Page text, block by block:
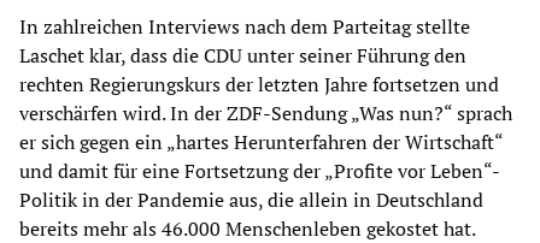
In zahlreichen Interviews nach dem Parteitag stellte
Laschet klar, dass die CDU unter seiner Führung den
rechten Regierungskurs der letzten Jahre fortsetzen und
verschärfen wird. In der ZDF-Sendung „Was nun?“ sprach
er sich gegen ein „hartes Herunterfahren der Wirtschaft“
und damit für eine Fortsetzung der „Profite vor Leben“-
Politik in der Pandemie aus, die allein in Deutschland
bereits mehr als 46.000 Menschenleben gekostet hat.